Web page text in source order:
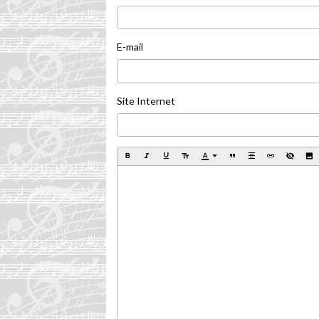
E-mail
Site Internet